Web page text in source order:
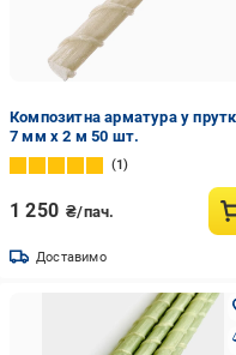
Композитна арматура у
7 мм x 2 м 50 шт.
1
1 250 ₴/пач.
Доставимо